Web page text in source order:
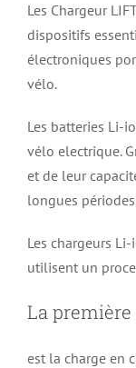
Les Chargeur
dispositifs
électroniques
vélo.
Les batteries Li-
vélo electrique.
et de leur
longues
Les chargeurs
utilisent un
La première
est la charge en